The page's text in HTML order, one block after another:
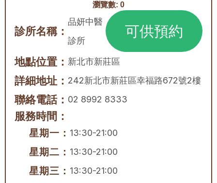
瀏覽數: 0
診所名稱：
品妍中醫
診所
可供預約
地點位置： 新北市新莊區
詳細地址： 242新北市新莊區幸福路672號2樓
聯絡電話： 02 8992 8333
服務時間：
星期一： 13:30-21:00
星期二： 13:30-21:00
星期三： 13:30-21:00